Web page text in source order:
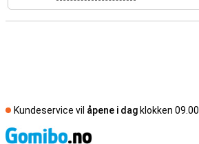
Kundeservice vil åpene i dag klokken 09.00